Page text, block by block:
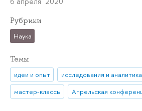
Рубрики
Наука
Темы
идеи и опыт исследования и аналитика
мастер-классы